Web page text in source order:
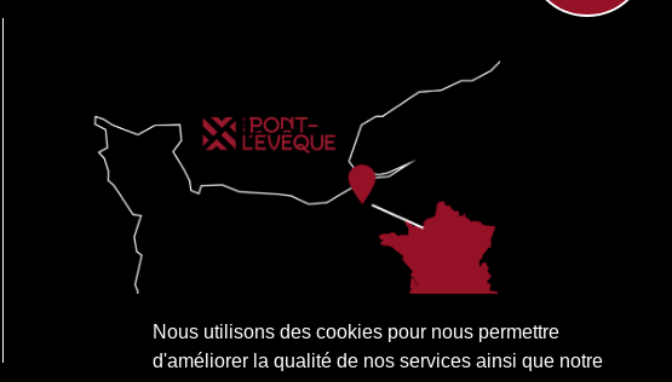
Nous utilisons des cookies pour nous permettre
d'améliorer la qualité de nos services ainsi que notre